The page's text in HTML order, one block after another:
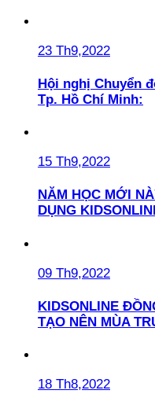
23 Th9,2022
Hội nghị Chuyển
Tp. Hồ Chí Minh:
15 Th9,2022
NĂM HỌC MỚI
DỤNG
09 Th9,2022
KIDSONLINE
TẠO NÊN MÙA
18 Th8,2022